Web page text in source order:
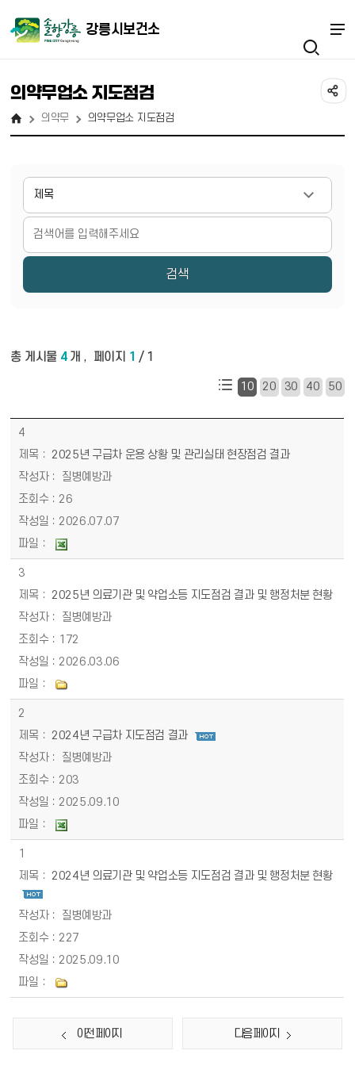
강릉시보건소
의약무업소 지도점검
의약무 의약무업소 지도점검
총 게시물 4개 , 페이지 1 / 1
10 20 30 40 50
4
2025년 구급차 운용 상황 및 관리실태 현장점검 결과
질병예방과
26
2026.07.07
3
2025년 의료기관 및 약업소등 지도점검 결과 및 행정처분 현황
질병예방과
172
2026.03.06
2
2024년 구급차 지도점검 결과
질병예방과
203
2025.09.10
1
2024년 의료기관 및 약업소등 지도점검 결과 및 행정처분 현황
질병예방과
227
2025.09.10
이전 페이지 다음 페이지